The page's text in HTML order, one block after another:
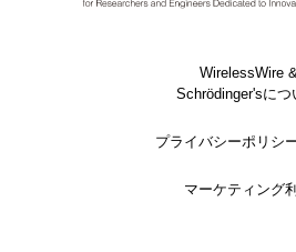
WirelessWire
Schrödinger'sにつ
プライバシーポリシ
マーケティング